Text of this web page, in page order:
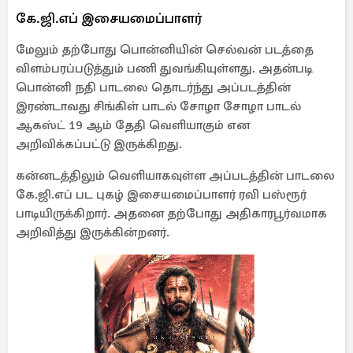
கே.ஜி.எப் இசையமைப்பாளர்
மேலும் தற்போது பொன்னியின் செல்வன் படத்தை
விளம்பரப்படுத்தும் பணி துவங்கியுள்ளது. அதன்படி
பொன்னி நதி பாடலை தொடர்ந்து அப்படத்தின்
இரண்டாவது சிங்கிள் பாடல் சோழா சோழா பாடல்
ஆகஸ்ட் 19 ஆம் தேதி வெளியாகும் என
அறிவிக்கப்பட்டு இருக்கிறது.
கன்னடத்திலும் வெளியாகவுள்ள அப்படத்தின் பாடலை
கே.ஜி.எப் பட புகழ் இசையமைப்பாளர் ரவி பஸ்ரூர்
பாடியிருக்கிறார். அதனை தற்போது அதிகாரபூர்வமாக
அறிவித்து இருக்கின்றனர்.